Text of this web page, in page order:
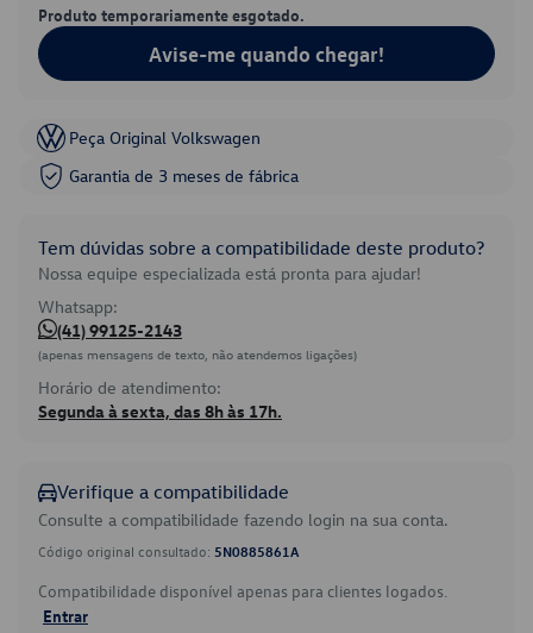
Produto temporariamente esgotado.
Avise-me quando chegar!
Peça Original Volkswagen
Garantia de 3 meses de fábrica
Tem dúvidas sobre a compatibilidade deste produto?
Nossa equipe especializada está pronta para ajudar!
Whatsapp:
(41) 99125-2143
(apenas mensagens de texto, não atendemos ligações)
Horário de atendimento:
Segunda à sexta, das 8h às 17h.
Verifique a compatibilidade
Consulte a compatibilidade fazendo login na sua conta.
Código original consultado: 5N0885861A
Compatibilidade disponível apenas para clientes logados.
Entrar